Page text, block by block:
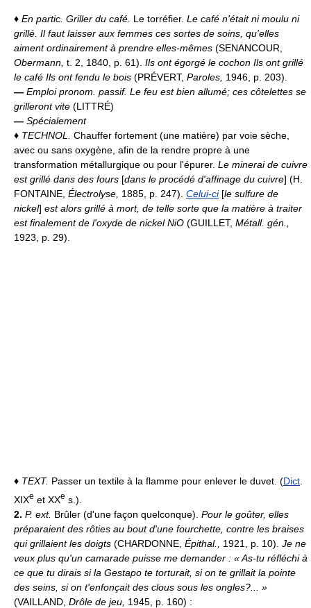
♦ En partic. Griller du café. Le torréfier. Le café n'était ni moulu ni
grillé. Il faut laisser aux femmes ces sortes de soins, qu'elles
aiment ordinairement à prendre elles-mêmes (SENANCOUR,
Obermann, t. 2, 1840, p. 61). Ils ont égorgé le cochon Ils ont grillé
le café Ils ont fendu le bois (PRÉVERT, Paroles, 1946, p. 203).
— Emploi pronom. passif. Le feu est bien allumé; ces côtelettes se
grilleront vite (LITTRÉ)
— Spécialement
♦ TECHNOL. Chauffer fortement (une matière) par voie sèche,
avec ou sans oxygène, afin de la rendre propre à une
transformation métallurgique ou pour l'épurer. Le minerai de cuivre
est grillé dans des fours [dans le procédé d'affinage du cuivre] (H.
FONTAINE, Électrolyse, 1885, p. 247). Celui-ci [le sulfure de
nickel] est alors grillé à mort, de telle sorte que la matière à traiter
est finalement de l'oxyde de nickel NiO (GUILLET, Métall. gén.,
1923, p. 29).
♦ TEXT. Passer un textile à la flamme pour enlever le duvet. (Dict.
XIXe et XXe s.).
2. P. ext. Brûler (d'une façon quelconque). Pour le goûter, elles
préparaient des rôties au bout d'une fourchette, contre les braises
qui grillaient les doigts (CHARDONNE, Épithal., 1921, p. 10). Je ne
veux plus qu'un camarade puisse me demander : « As-tu réfléchi à
ce que tu dirais si la Gestapo te torturait, si on te grillait la pointe
des seins, si on t'enfonçait des clous sous les ongles?... »
(VAILLAND, Drôle de jeu, 1945, p. 160) :